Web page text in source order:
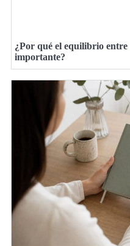
¿Por qué el equilibrio entre
importante?